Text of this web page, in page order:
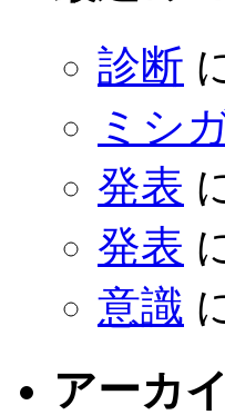
診断
ミシ
発表
発表
意識
アーカ